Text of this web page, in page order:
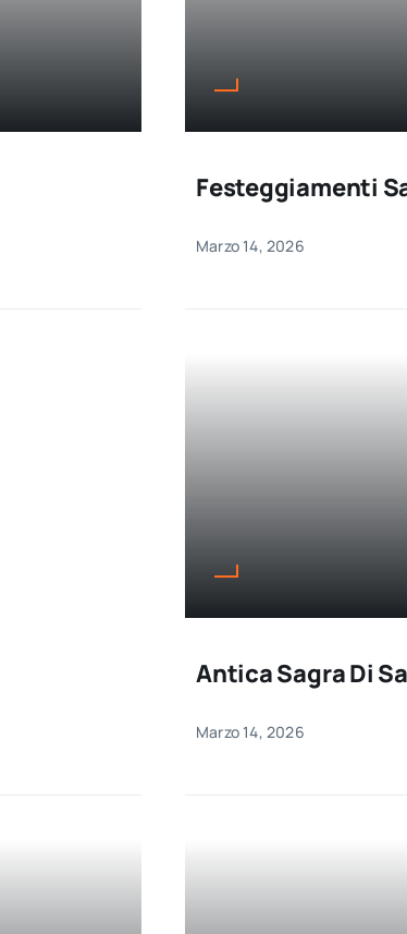
Festeggiamenti
Marzo 14, 2026
Antica Sagra Di
Marzo 14, 2026